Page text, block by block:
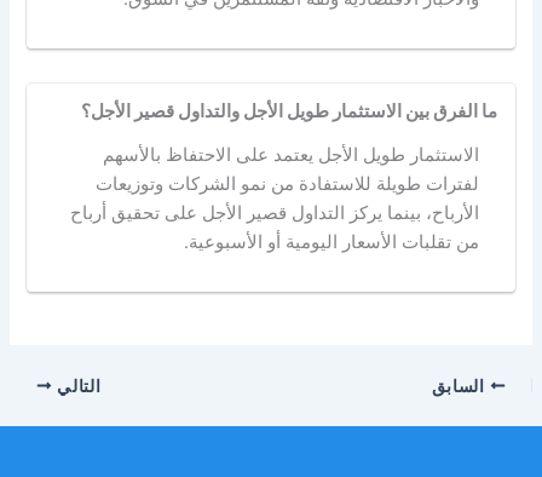
ما الفرق بين الاستثمار طويل الأجل والتداول قصير الأجل؟
الاستثمار طويل الأجل يعتمد على الاحتفاظ بالأسهم
لفترات طويلة للاستفادة من نمو الشركات وتوزيعات
الأرباح، بينما يركز التداول قصير الأجل على تحقيق أرباح
من تقلبات الأسعار اليومية أو الأسبوعية.
السابق التالي